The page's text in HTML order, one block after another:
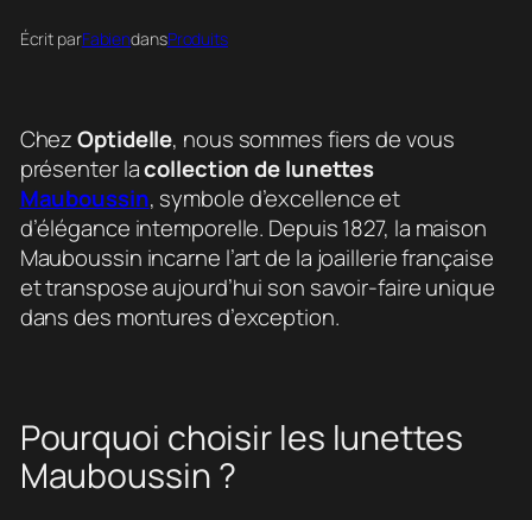
Écrit parFabiendansProduits
ChezOptidelle, nous sommes fiers de vous
présenter lacollection de lunettes
Mauboussin, symbole d’excellence et
d’élégance intemporelle. Depuis 1827, la maison
Mauboussin incarne l’art de la joaillerie française
et transpose aujourd’hui son savoir-faire unique
dans des montures d’exception.
Pourquoi choisir les lunettes
Mauboussin ?